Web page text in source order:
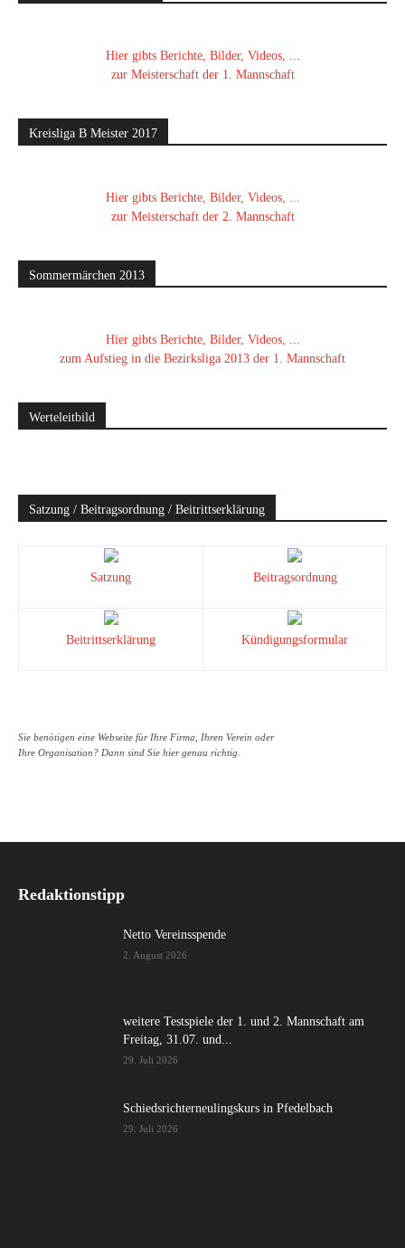
Hier gibts Berichte, Bilder, Videos, ...
zur Meisterschaft der 1. Mannschaft
Kreisliga B Meister 2017
Hier gibts Berichte, Bilder, Videos, ...
zur Meisterschaft der 2. Mannschaft
Sommermärchen 2013
Hier gibts Berichte, Bilder, Videos, ...
zum Aufstieg in die Bezirksliga 2013 der 1. Mannschaft
Werteleitbild
Satzung / Beitragsordnung / Beitrittserklärung
Satzung Beitragsordnung
Beitrittserklärung Kündigungsformular
Sie benötigen eine Webseite für Ihre Firma, Ihren Verein oder
Ihre Organisation? Dann sind Sie hier genau richtig.
Redaktionstipp
Netto Vereinsspende
2. August 2026
weitere Testspiele der 1. und 2. Mannschaft am
Freitag, 31.07. und...
29. Juli 2026
Schiedsrichterneulingskurs in Pfedelbach
29. Juli 2026